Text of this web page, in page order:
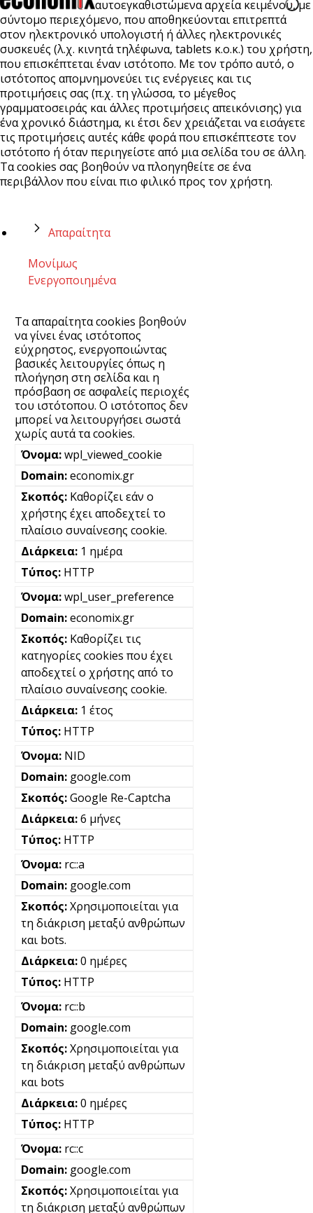
αυτοεγκαθιστώμενα αρχεία κειμένου, με
σύντομο περιεχόμενο, που αποθηκεύονται επιτρεπτά
στον ηλεκτρονικό υπολογιστή ή άλλες ηλεκτρονικές
συσκευές (λ.χ. κινητά τηλέφωνα, tablets κ.ο.κ.) του χρήστη,
που επισκέπτεται έναν ιστότοπο. Με τον τρόπο αυτό, ο
ιστότοπος απομνημονεύει τις ενέργειες και τις
προτιμήσεις σας (π.χ. τη γλώσσα, το μέγεθος
γραμματοσειράς και άλλες προτιμήσεις απεικόνισης) για
ένα χρονικό διάστημα, κι έτσι δεν χρειάζεται να εισάγετε
τις προτιμήσεις αυτές κάθε φορά που επισκέπτεστε τον
ιστότοπο ή όταν περιηγείστε από μια σελίδα του σε άλλη.
Τα cookies σας βοηθούν να πλοηγηθείτε σε ένα
περιβάλλον που είναι πιο φιλικό προς τον χρήστη.
Απαραίτητα
Μονίμως
Ενεργοποιημένα
Τα απαραίτητα cookies βοηθούν
να γίνει ένας ιστότοπος
εύχρηστος, ενεργοποιώντας
βασικές λειτουργίες όπως η
πλοήγηση στη σελίδα και η
πρόσβαση σε ασφαλείς περιοχές
του ιστότοπου. Ο ιστότοπος δεν
μπορεί να λειτουργήσει σωστά
χωρίς αυτά τα cookies.
wpl_viewed_cookie
economix.gr
Καθορίζει εάν ο
χρήστης έχει αποδεχτεί το
πλαίσιο συναίνεσης cookie.
1 ημέρα
HTTP
wpl_user_preference
economix.gr
Καθορίζει τις
κατηγορίες cookies που έχει
αποδεχτεί ο χρήστης από το
πλαίσιο συναίνεσης cookie.
1 έτος
HTTP
NID
google.com
Google Re-Captcha
6 μήνες
HTTP
rc::a
google.com
Χρησιμοποιείται για
τη διάκριση μεταξύ ανθρώπων
και bots.
0 ημέρες
HTTP
rc::b
google.com
Χρησιμοποιείται για
τη διάκριση μεταξύ ανθρώπων
και bots
0 ημέρες
HTTP
rc::c
google.com
Χρησιμοποιείται για
τη διάκριση μεταξύ ανθρώπων